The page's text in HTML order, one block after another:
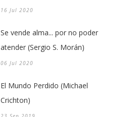
16 Jul 2020
Se vende alma... por no poder
atender (Sergio S. Morán)
06 Jul 2020
El Mundo Perdido (Michael
Crichton)